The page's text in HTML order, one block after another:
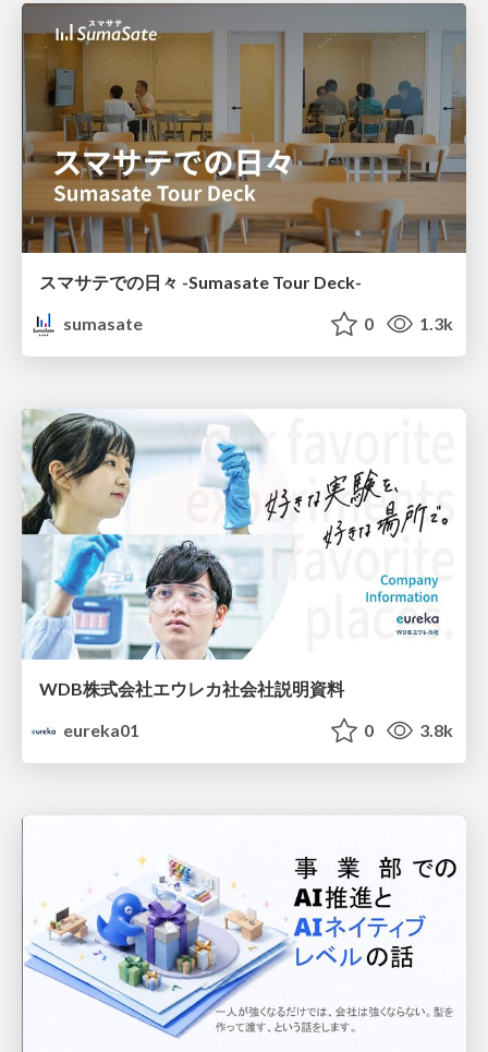
スマサテでの日々 -Sumasate Tour Deck-
sumasate
0 1.3k
WDB株式会社エウレカ社会社説明資料
eureka01
0 3.8k